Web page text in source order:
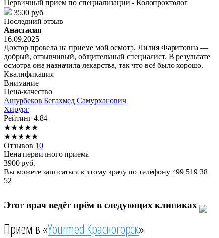
Первичный прием по специализации - Колопроктолог
3500 руб.
Последний отзыв
Анастасия
16.09.2025
Доктор провела на приеме мой осмотр. Лилия Фаритовна —
добрый, отзывчивый, общительный специалист. В результате
осмотра она назначила лекарства, так что всё было хорошо.
Квалификация
Внимание
Цена-качество
Ашурбеков Бегахмед Самурханович
Хирург
Рейтинг 4.84
★★★★★
★★★★★
Отзывов 10
Цена первичного приема
3900 руб.
Вы можете записаться к этому врачу по телефону 499 519-38-
52
Этот врач ведёт прём в следующих клиниках
Приём в «Yourmed Красногорск»